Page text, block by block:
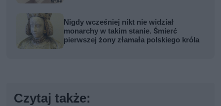
Nigdy wcześniej nikt nie widział
monarchy w takim stanie. Śmierć
pierwszej żony złamała polskiego króla
Czytaj także: